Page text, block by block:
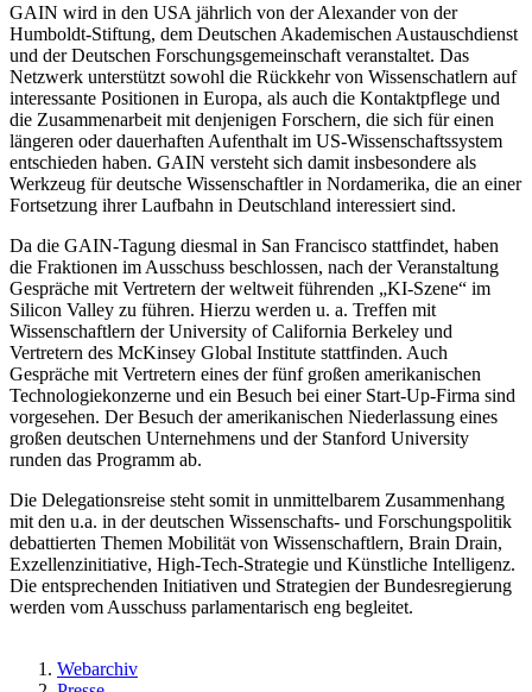
GAIN wird in den USA jährlich von der Alexander von der
Humboldt-Stiftung, dem Deutschen Akademischen Austauschdienst
und der Deutschen Forschungsgemeinschaft veranstaltet. Das
Netzwerk unterstützt sowohl die Rückkehr von Wissenschatlern auf
interessante Positionen in Europa, als auch die Kontaktpflege und
die Zusammenarbeit mit denjenigen Forschern, die sich für einen
längeren oder dauerhaften Aufenthalt im US-Wissenschaftssystem
entschieden haben. GAIN versteht sich damit insbesondere als
Werkzeug für deutsche Wissenschaftler in Nordamerika, die an einer
Fortsetzung ihrer Laufbahn in Deutschland interessiert sind.
Da die GAIN-Tagung diesmal in San Francisco stattfindet, haben
die Fraktionen im Ausschuss beschlossen, nach der Veranstaltung
Gespräche mit Vertretern der weltweit führenden „KI-Szene“ im
Silicon Valley zu führen. Hierzu werden u. a. Treffen mit
Wissenschaftlern der University of California Berkeley und
Vertretern des McKinsey Global Institute stattfinden. Auch
Gespräche mit Vertretern eines der fünf großen amerikanischen
Technologiekonzerne und ein Besuch bei einer Start-Up-Firma sind
vorgesehen. Der Besuch der amerikanischen Niederlassung eines
großen deutschen Unternehmens und der Stanford University
runden das Programm ab.
Die Delegationsreise steht somit in unmittelbarem Zusammenhang
mit den u.a. in der deutschen Wissenschafts- und Forschungspolitik
debattierten Themen Mobilität von Wissenschaftlern, Brain Drain,
Exzellenzinitiative, High-Tech-Strategie und Künstliche Intelligenz.
Die entsprechenden Initiativen und Strategien der Bundesregierung
werden vom Ausschuss parlamentarisch eng begleitet.
Webarchiv